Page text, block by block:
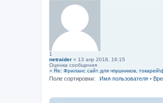
1
netraider » 13 апр 2018, 16:15
Оценка сообщения
» Re: Фриланс сайт для чпушников,
Поле сортировки: Имя пользователя •